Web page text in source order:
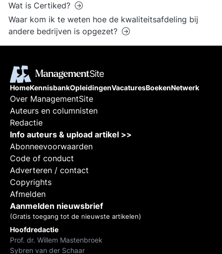
Wat is Certiked?
Waar kom ik te weten hoe de kwaliteitsafdeling bij
andere bedrijven is opgezet?
HomeKennisbankOpleidingenVacaturesBoekenNetwerk
Over ManagementSite
Auteurs en columnisten
Redactie
Info auteurs & upload artikel >>
Abonneevoorwaarden
Code of conduct
Adverteren / contact
Copyrights
Afmelden
Aanmelden nieuwsbrief
(Gratis toegang tot de nieuwste artikelen)
Hoofdredactie
Prof. dr. Willem Mastenbroek
Sybren van der Schaar